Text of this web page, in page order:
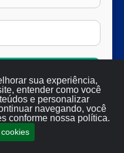
sua experiência,
entender como você
e personalizar
navegando, você
conforme nossa política.